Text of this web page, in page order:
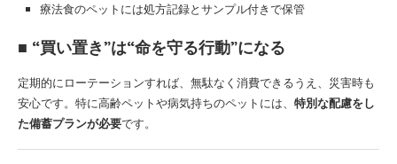
療法食のペットには処方記録とサンプル付きで保管
■ “買い置き”は“命を守る行動”になる
定期的にローテーションすれば、無駄なく消費できるうえ、災害時も
安心です。特に高齢ペットや病気持ちのペットには、 特別な配慮をし
た備蓄プランが必要です。